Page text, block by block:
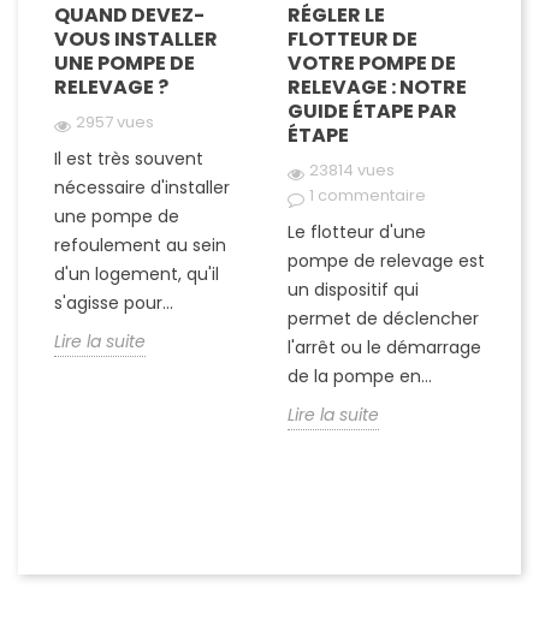
QUAND DEVEZ-
VOUS INSTALLER
UNE POMPE DE
RELEVAGE ?
2957 vues
Il est très souvent
nécessaire d'installer
une pompe de
refoulement au sein
d'un logement, qu'il
s'agisse pour...
Lire la suite
RÉGLER LE
FLOTTEUR DE
VOTRE POMPE DE
RELEVAGE : NOTRE
GUIDE ÉTAPE PAR
ÉTAPE
23814 vues
1 commentaire
Le flotteur d'une
pompe de relevage est
un dispositif qui
permet de déclencher
l'arrêt ou le démarrage
de la pompe en...
Lire la suite